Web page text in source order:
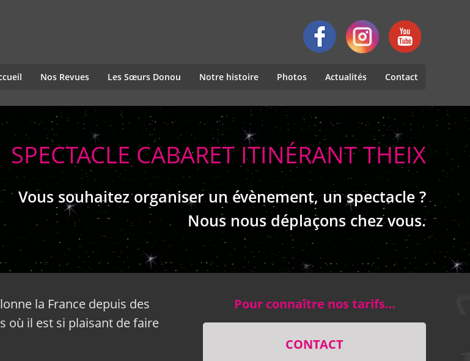
Nos Revues Les Sœurs Donou Notre histoire Photos Actualités Contact
SPECTACLE CABARET ITINÉRANT THEIX
Vous souhaitez organiser un évènement, un spectacle ?
Nous nous déplaçons chez vous.
la France depuis des
où il est si plaisant de faire
Pour connaître nos tarifs…
CONTACT